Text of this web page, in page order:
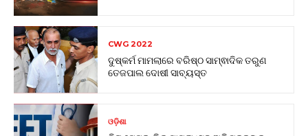
CWG 2022
ଦୁଷ୍କର୍ମ ମାମଲାରେ ବରିଷ୍ଠ ସାମ୍ଵାଦିକ ତରୁଣ
ତେଜପାଲ ଦୋଷୀ ସାବ୍ୟସ୍ତ
ଓଡ଼ିଶା